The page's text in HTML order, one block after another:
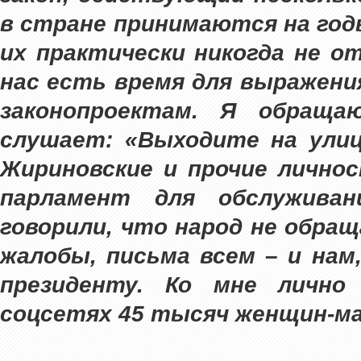
в стране принимаются на
их практически никогда не
нас есть время для
законопроектам. Я
слушает: «Выходите на
Жириновские и прочие
парламент для
говорили, что народ не
жалобы, письма всем – и
президенту. Ко мне
соцсетях 45 тысяч женщин-